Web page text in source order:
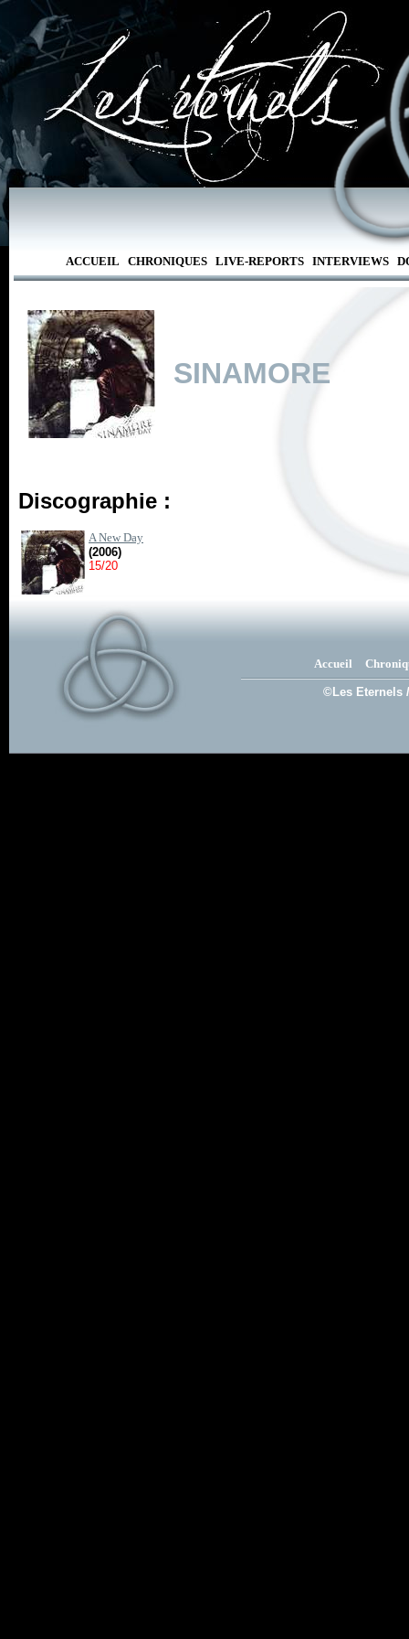
ACCUEIL CHRONIQUES LIVE-REPORTS INTERVIEWS
SINAMORE
Discographie :
A New Day
(2006)
15/20
Accueil
©Les Eternels